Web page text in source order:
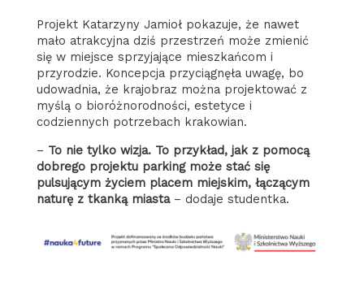
Projekt Katarzyny Jamioł pokazuje, że nawet
mało atrakcyjna dziś przestrzeń może zmienić
się w miejsce sprzyjające mieszkańcom i
przyrodzie. Koncepcja przyciągnęła uwagę, bo
udowadnia, że krajobraz można projektować z
myślą o bioróżnorodności, estetyce i
codziennych potrzebach krakowian.
– To nie tylko wizja. To przykład, jak z pomocą
dobrego projektu parking może stać się
pulsującym życiem placem miejskim, łączącym
naturę z tkanką miasta– dodaje studentka.